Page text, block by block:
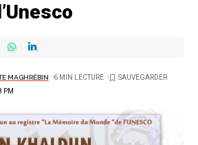
PM
MAGHRÉBIN 6 MIN LECTURE